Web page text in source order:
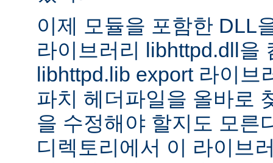
이제 모듈을 포함한 DLL
라이브러리 libhttpd.dll을
libhttpd.lib export 라이브
파치 헤더파일을 올바로
을 수정해야 할지도 모른
디렉토리에서 이 라이브